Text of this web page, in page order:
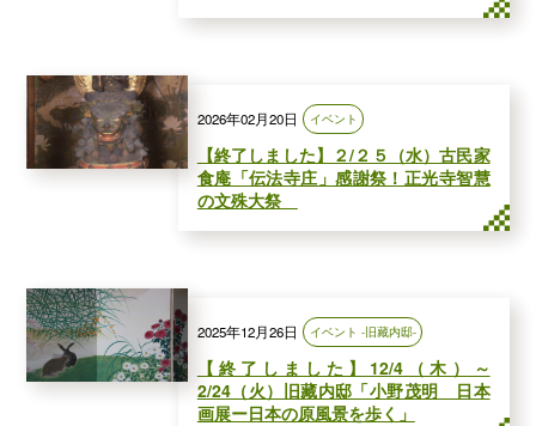
2026年02月20日 イベント
【終了しました】２/２５（水）古民家
食庵「伝法寺庄」感謝祭！正光寺智慧
の文殊大祭
2025年12月26日 イベント -旧藏内邸-
【終了しました】12/4（木）～
2/24（火）旧藏内邸「小野茂明 日本
画展ー日本の原風景を歩く」